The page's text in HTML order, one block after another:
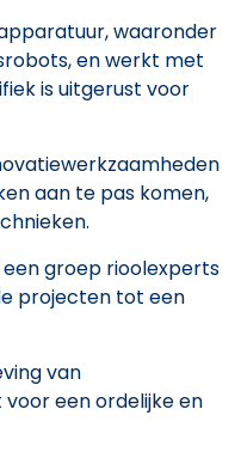
waaronder
en werkt met
is uitgerust voor
aan te pas komen,
groep rioolexperts
projecten tot een
van
een ordelijke en